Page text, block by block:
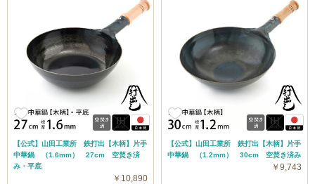
【公式】山田工業所 鉄打出【木柄】片手
中華鍋 （1.6mm） 27cm 空焚き済
み・平底
￥10,890
【公式】山田工業所 鉄打出【木柄】片手
中華鍋 （1.2mm） 30cm 空焚き済み
￥9,743